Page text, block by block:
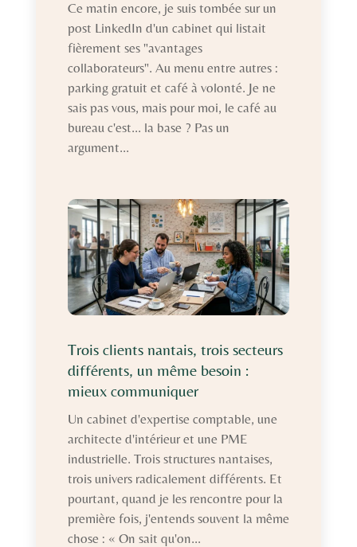
Ce matin encore, je suis tombée sur un
post LinkedIn d'un cabinet qui listait
fièrement ses "avantages
collaborateurs". Au menu entre autres :
parking gratuit et café à volonté. Je ne
sais pas vous, mais pour moi, le café au
bureau c'est... la base ? Pas un
argument...
Trois clients nantais, trois secteurs
différents, un même besoin :
mieux communiquer
Un cabinet d'expertise comptable, une
architecte d'intérieur et une PME
industrielle. Trois structures nantaises,
trois univers radicalement différents. Et
pourtant, quand je les rencontre pour la
première fois, j'entends souvent la même
chose : « On sait qu'on...